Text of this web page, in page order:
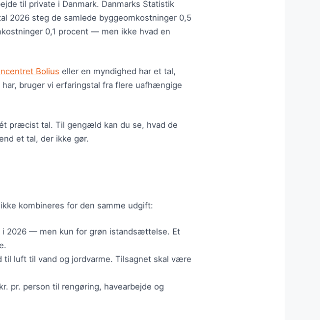
til private i Danmark. Danmarks Statistik
2026 steg de samlede byggeomkostninger 0,5
0,1 procent — men ikke hvad en
Bolius eller en myndighed har et tal,
bruger vi erfaringstal fra flere uafhængige
præcist tal. Til gengæld kan du se, hvad de
et tal, der ikke gør.
kombineres for den samme udgift:
i 2026 — men kun for grøn istandsættelse. Et
til luft til vand og jordvarme. Tilsagnet skal være
pr. person til rengøring, havearbejde og